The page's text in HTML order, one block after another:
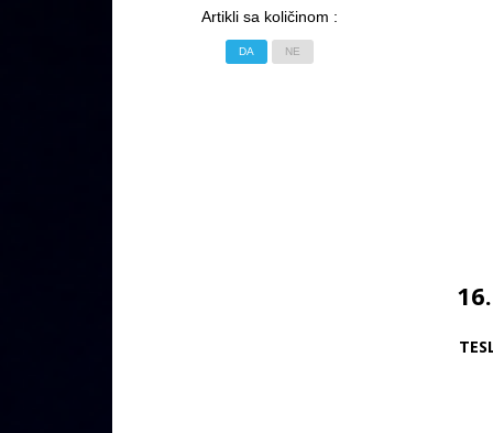
Artikli sa količinom :
DA NE